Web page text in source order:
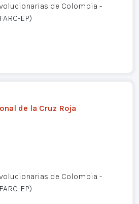
de Colombia -
EP)
de la Cruz Roja
de Colombia -
EP)